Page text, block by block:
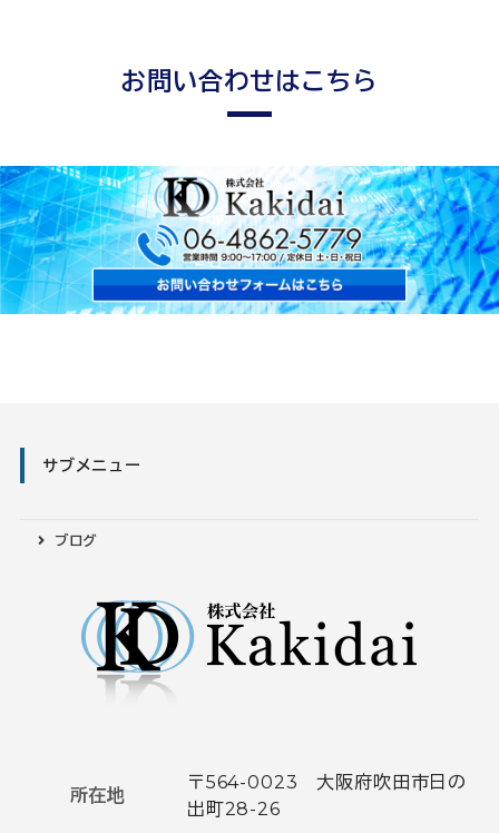
お問い合わせはこちら
サブメニュー
ブログ
所在地
〒564-0023 大阪府吹田市日の
出町28-26